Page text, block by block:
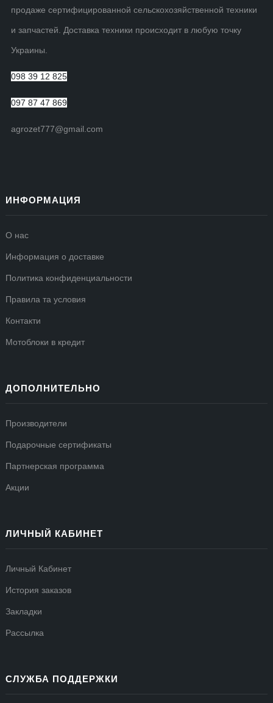
продаже сертифицированной сельскохозяйственной техники
и запчастей. Доставка техники происходит в любую точку
Украины.
098 39 12 825
097 87 47 869
agrozet777@gmail.com
ИНФОРМАЦИЯ
О нас
Информация о доставке
Политика конфиденциальности
Правила та условия
Контакти
Мотоблоки в кредит
ДОПОЛНИТЕЛЬНО
Производители
Подарочные сертификаты
Партнерская программа
Акции
ЛИЧНЫЙ КАБИНЕТ
Личный Кабинет
История заказов
Закладки
Рассылка
СЛУЖБА ПОДДЕРЖКИ